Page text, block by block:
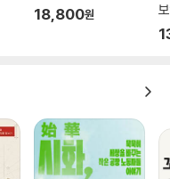
18,800원